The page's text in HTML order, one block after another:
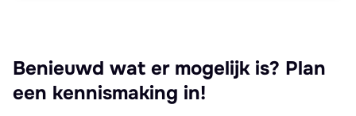
Benieuwd wat er mogelijk is? Plan
een kennismaking in!